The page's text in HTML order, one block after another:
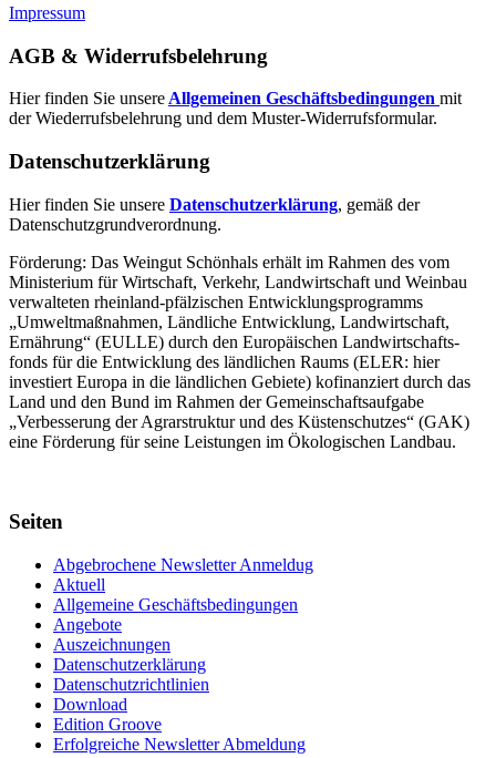
Impressum
AGB & Widerrufsbelehrung
Hier finden Sie unsere Allgemeinen Geschäftsbedingungen mit
der Wiederrufsbelehrung und dem Muster-Widerrufsformular.
Datenschutzerklärung
Hier finden Sie unsere Datenschutzerklärung, gemäß der
Datenschutzgrundverordnung.
Förderung: Das Weingut Schönhals erhält im Rahmen des vom
Minis­terium für Wirtschaft, Verkehr, Land­wirt­schaft und Weinbau
verwal­teten rhein­land-pfälzischen Entwick­lungs­programms
„Umwelt­maßnahmen, Länd­liche Entwick­lung, Landwirt­schaft,
Ernährung“ (EULLE) durch den Euro­päischen Land­wirtschafts­
fonds für die Entwick­lung des länd­lichen Raums (ELER: hier
investiert Europa in die ländlichen Gebiete) kofinanziert durch das
Land und den Bund im Rahmen der Gemein­schafts­aufgabe
„Verbes­serung der Agrar­struktur und des Küsten­schutzes“ (GAK)
eine Förderung für seine Leis­tungen im Ökolo­gischen Landbau.
Seiten
Abgebrochene Newsletter Anmeldug
Aktuell
Allgemeine Geschäftsbedingungen
Angebote
Auszeichnungen
Datenschutzerklärung
Datenschutzrichtlinien
Download
Edition Groove
Erfolgreiche Newsletter Abmeldung